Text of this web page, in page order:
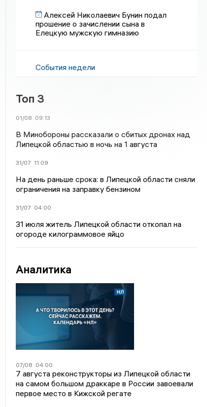
Алексей Николаевич Бунин подал
прошение о зачислении сына в
Елецкую мужскую гимназию
События недели
Топ 3
01/08 09:13
В Минобороны рассказали о сбитых дронах над
Липецкой областью в ночь на 1 августа
31/07 11:09
На день раньше срока: в Липецкой области сняли
ограничения на заправку бензином
31/07 04:00
31 июля житель Липецкой области откопал на
огороде килограммовое яйцо
Аналитика
07/08 04:00
7 августа реконструкторы из Липецкой области
на самом большом драккаре в России завоевали
первое место в Кижской регате